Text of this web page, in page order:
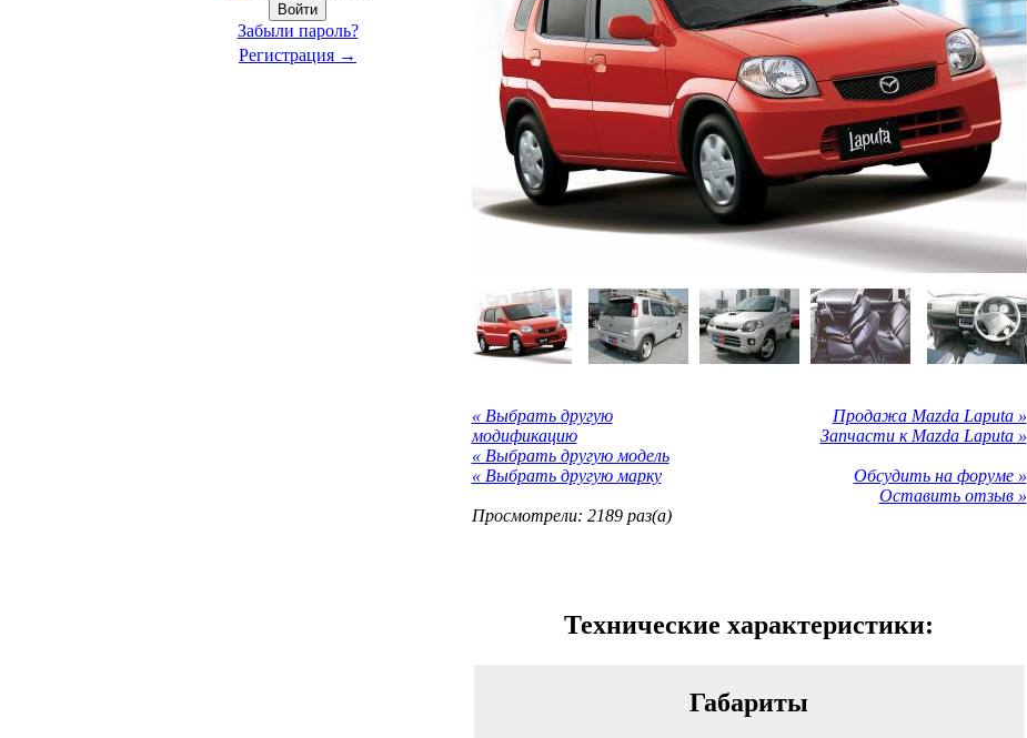
Забыли пароль?
Регистрация →
« Выбрать другую
модификацию
« Выбрать другую модель
« Выбрать другую марку
Просмотрели: 2189 раз(а)
Продажа Mazda Laputa »
Запчасти к Mazda Laputa »
Обсудить на форуме »
Оставить отзыв »
Технические характеристики:
Габариты